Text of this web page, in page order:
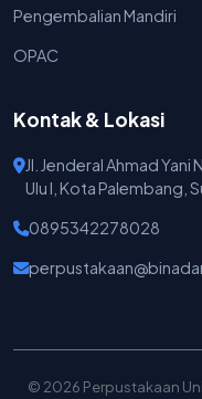
Pengembalian Mandiri
OPAC
Kontak & Lokasi
Jl. Jenderal Ahmad
Ulu I, Kota Palembang,
0895342278028
© 2026 Perpustakaan